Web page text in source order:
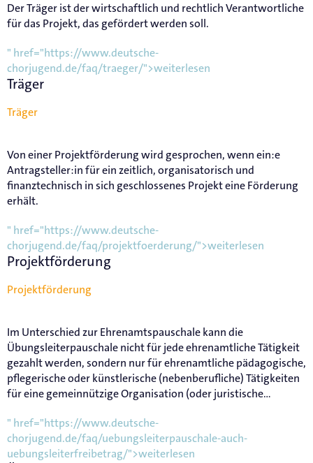
Träger
Der Träger ist der wirtschaftlich und rechtlich Verantwortliche
für das Projekt, das gefördert werden soll.
Träger
" href="https://www.deutsche-
chorjugend.de/faq/traeger/">weiterlesen
Projektförderung
Von einer Projektförderung wird gesprochen, wenn ein:e
Antragsteller:in für ein zeitlich, organisatorisch und
finanztechnisch in sich geschlossenes Projekt eine Förderung
erhält.
Projektförderung
" href="https://www.deutsche-
chorjugend.de/faq/projektfoerderung/">weiterlesen
Im Unterschied zur Ehrenamtspauschale kann die
Übungsleiterpauschale nicht für jede ehrenamtliche Tätigkeit
gezahlt werden, sondern nur für ehrenamtliche pädagogische,
pflegerische oder künstlerische (nebenberufliche) Tätigkeiten
für eine gemeinnützige Organisation (oder juristische...
" href="https://www.deutsche-
chorjugend.de/faq/uebungsleiterpauschale-auch-
uebungsleiterfreibetrag/">weiterlesen